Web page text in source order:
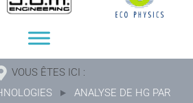
VOUS ÊTES ICI :
ANALYSE DE HG PAR